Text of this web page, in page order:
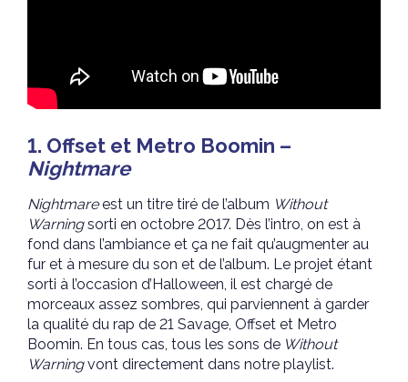
1. Offset et Metro Boomin –
Nightmare
Nightmareest un titre tiré de l’album Without
Warningsorti en octobre 2017. Dès l’intro, on est à
fond dans l’ambiance et ça ne fait qu’augmenter au
fur et à mesure du son et de l’album. Le projet étant
sorti à l’occasion d’Halloween, il est chargé de
morceaux assez sombres, qui parviennent à garder
la qualité du rap de 21 Savage, Offset et Metro
Boomin. En tous cas, tous les sons de Without
Warningvont directement dans notre playlist.